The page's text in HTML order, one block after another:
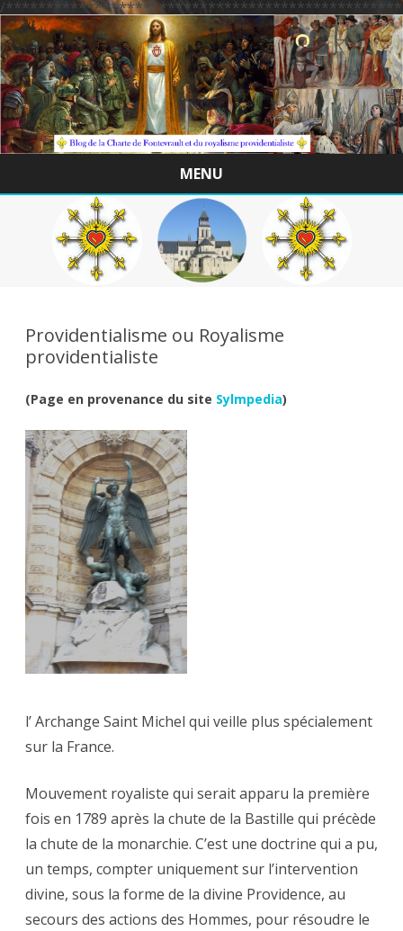
/
MENU
Skip
to
content
Providentialisme ou Royalisme
providentialiste
(Page en provenance du site Sylmpedia)
l’ Archange Saint Michel qui veille plus spécialement
sur la France.
Mouvement royaliste qui serait apparu la première
fois en 1789 après la chute de la Bastille qui précède
la chute de la monarchie. C’est une doctrine qui a pu,
un temps, compter uniquement sur l’intervention
divine, sous la forme de la divine Providence, au
secours des actions des Hommes, pour résoudre le